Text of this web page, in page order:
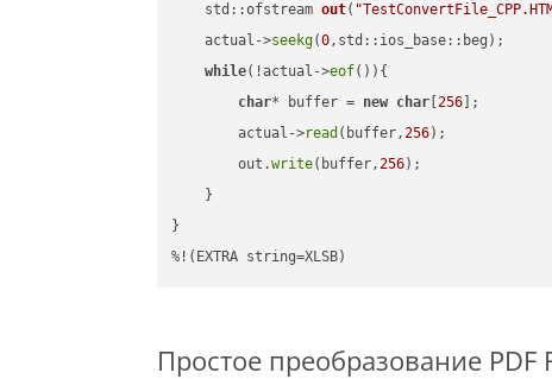
std::ofstream out(
    actual->
seekg(0,std::ios_base::beg);
while(!actual->eof()){
char* buffer = new char [256 ];
        actual->
read (buffer,256);
        out.
write(buffer,256);
    }
}
%!(EXTRA string=XLSB)
Простое преобразование PDF